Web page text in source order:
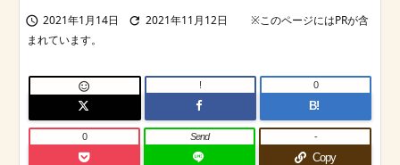
 2021年1月14日  2021年11月12日
 !
B!
0
0 Send
Copy
-